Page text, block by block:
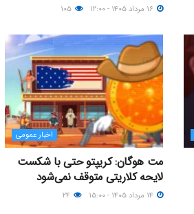
اخبار عمومی
مت هوگان: کریپتو حتی با شکست
لایحه کلاریتی متوقف نمی‌شود